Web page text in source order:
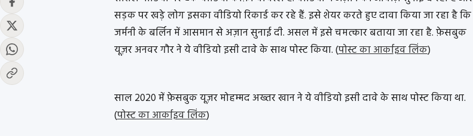
सड़क पर खड़े लोग इसका वीडियो रिकार्ड कर रहे हैं. इसे शेयर करते हुए दावा किया जा रहा है कि
जर्मनी के बर्लिन में आसमान से अज़ान सुनाई दी. असल में इसे चमत्कार बताया जा रहा है. फ़ेसबुक
यूज़र अनवर गौर ने ये वीडियो इसी दावे के साथ पोस्ट किया. (पोस्ट का आर्काइव लिंक)
साल 2020 में फ़ेसबुक यूज़र मोहम्मद अख्तर खान ने ये वीडियो इसी दावे के साथ पोस्ट किया था.
(पोस्ट का आर्काइव लिंक)